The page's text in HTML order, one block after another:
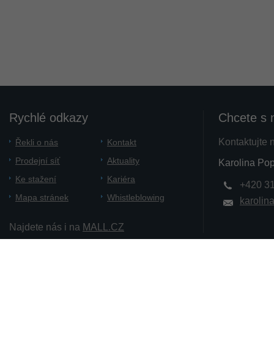
Rychlé odkazy
Řekli o nás
Kontakt
Prodejní síť
Aktuality
Ke stažení
Kariéra
Mapa stránek
Whistleblowing
Najdete nás i na MALL.CZ
Chcete s
Kontaktujte
Karolina
+420